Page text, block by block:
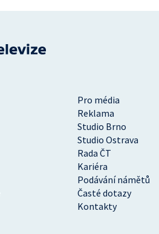
Pro média
Reklama
Studio Brno
Studio Ostrava
Rada ČT
Kariéra
Podávání námětů
Časté dotazy
Kontakty